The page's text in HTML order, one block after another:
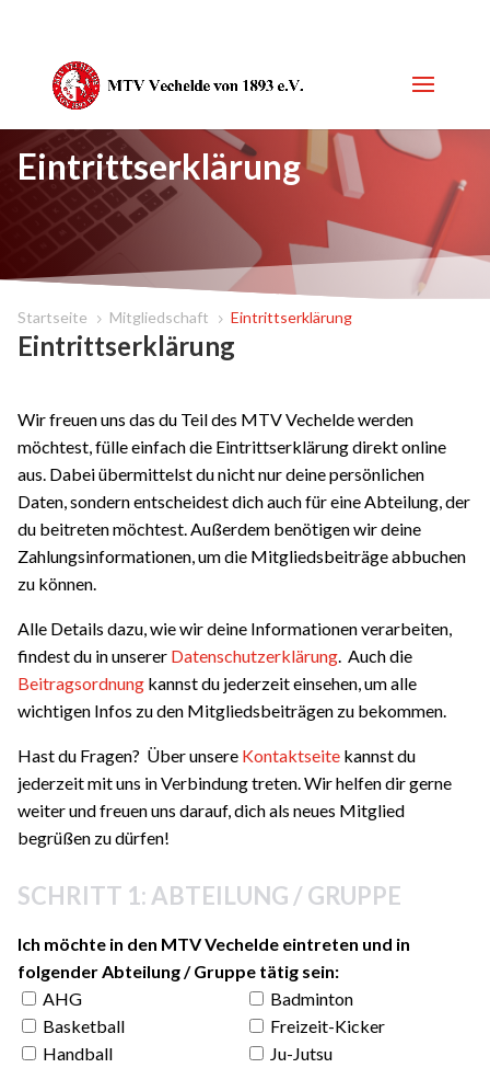
Eintrittserklärung
Startseite 5 Mitgliedschaft 5 Eintrittserklärung
Eintrittserklärung
Wir freuen uns das du Teil des MTV Vechelde werden
möchtest, fülle einfach die Eintrittserklärung direkt online
aus. Dabei übermittelst du nicht nur deine persönlichen
Daten, sondern entscheidest dich auch für eine Abteilung, der
du beitreten möchtest. Außerdem benötigen wir deine
Zahlungsinformationen, um die Mitgliedsbeiträge abbuchen
zu können.
Alle Details dazu, wie wir deine Informationen verarbeiten,
findest du in unserer Datenschutzerklärung. Auch die
Beitragsordnung kannst du jederzeit einsehen, um alle
wichtigen Infos zu den Mitgliedsbeiträgen zu bekommen.
Hast du Fragen? Über unsere Kontaktseite kannst du
jederzeit mit uns in Verbindung treten. Wir helfen dir gerne
weiter und freuen uns darauf, dich als neues Mitglied
begrüßen zu dürfen!
SCHRITT 1: ABTEILUNG / GRUPPE
Ich möchte in den MTV Vechelde eintreten und in
folgender Abteilung / Gruppe tätig sein:
AHG
Badminton
Basketball
Freizeit-Kicker
Handball
Ju-Jutsu